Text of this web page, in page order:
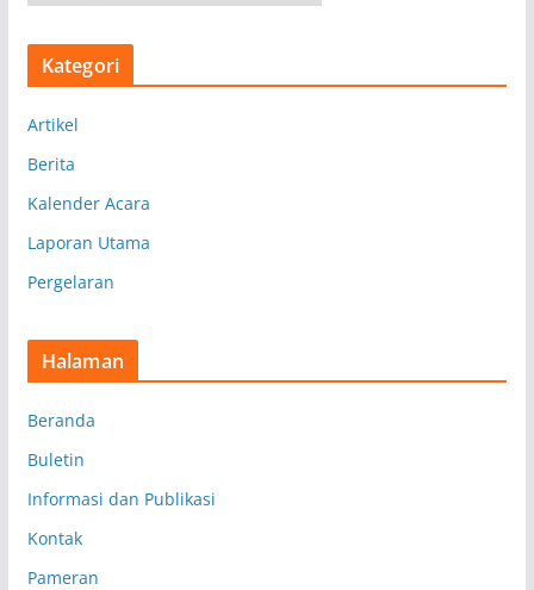
r
s
Kategori
Artikel
Berita
Kalender Acara
Laporan Utama
Pergelaran
Halaman
Beranda
Buletin
Informasi dan Publikasi
Kontak
Pameran